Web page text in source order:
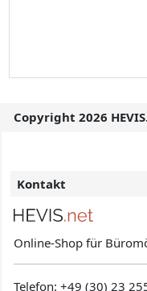
Copyright 2026
Kontakt
Online-Shop für
Telefon:+49 (30) 23